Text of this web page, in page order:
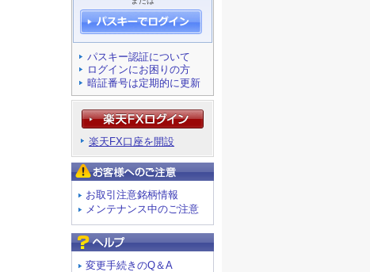
パスキー認証について
ログインにお困りの方
暗証番号は定期的に更新
楽天FX口座を開設
お取引注意銘柄情報
メンテナンス中のご注意
変更手続きのQ＆A